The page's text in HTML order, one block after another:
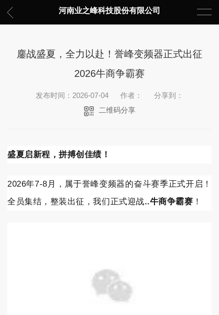
河南业之峰科技股份有限公司
鏖战盛夏，全力以赴！誉峰变频器正式出征
2026牛商争霸赛
发布时间：2026-07-04 作者：
分享到：
二维码分享
盛夏启新程，拼搏创佳绩！
2026年7-8月，属于誉峰变频器的奋斗赛季正式开启！
全员集结，整装出征，我们正式迎战..牛商争霸赛 ！